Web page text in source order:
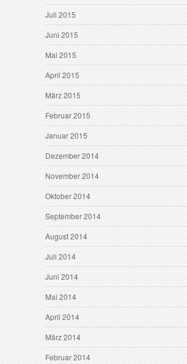
Juli 2015
Juni 2015
Mai 2015
April 2015
März 2015
Februar 2015
Januar 2015
Dezember 2014
November 2014
Oktober 2014
September 2014
August 2014
Juli 2014
Juni 2014
Mai 2014
April 2014
März 2014
Februar 2014